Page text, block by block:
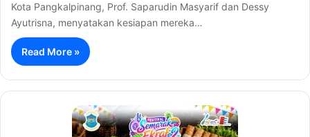
Kota Pangkalpinang, Prof. Saparudin Masyarif dan Dessy
Ayutrisna, menyatakan kesiapan mereka…
Read More »